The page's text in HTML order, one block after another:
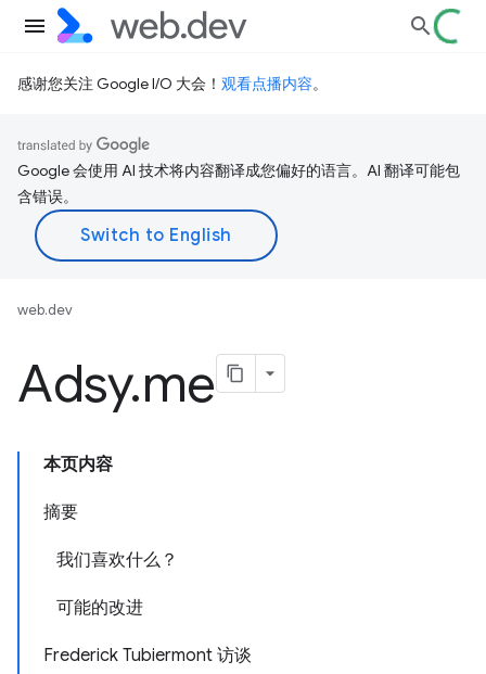
感谢您关注 Google I/O 大会！ 观看点播内容。
Google 会使用 AI 技术将内容翻译成您偏好的语言。AI 翻译可能包
含错误。
web.dev
Adsy.me
本页内容
摘要
我们喜欢什么？
可能的改进
Frederick Tubiermont 访谈